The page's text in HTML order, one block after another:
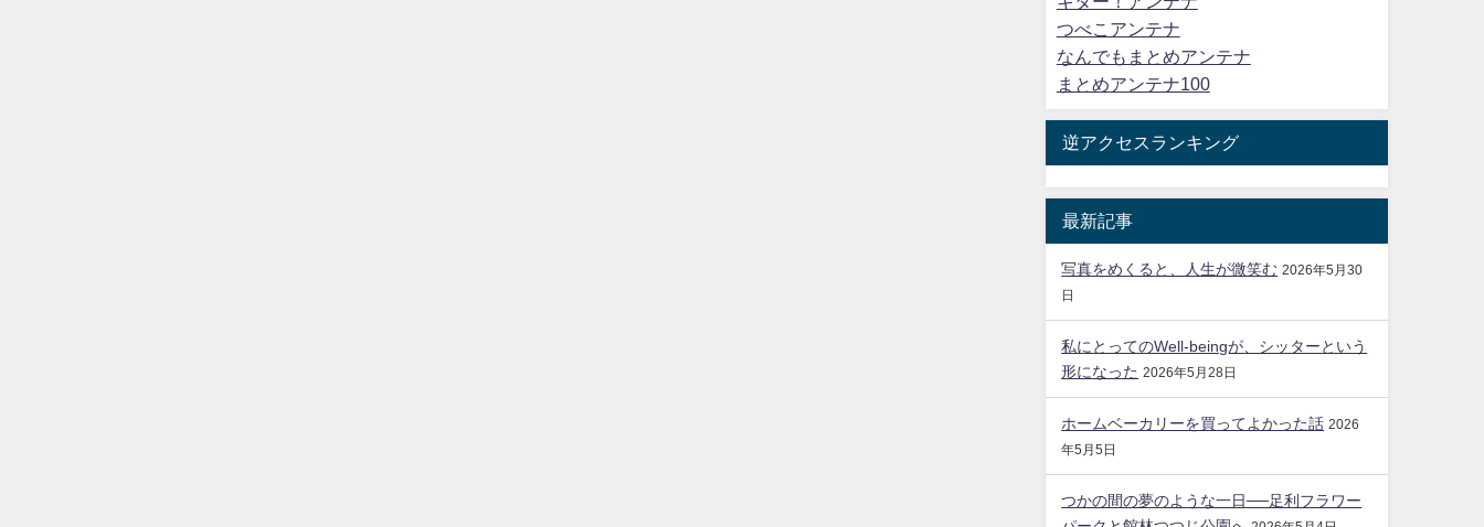
つべこアンテナ
なんでもまとめアンテナ
まとめアンテナ100
逆アクセスランキング
最新記事
写真をめくると、人生が微笑む 2026年5月30
日
私にとってのWell-beingが、シッターという
形になった 2026年5月28日
ホームベーカリーを買ってよかった話 2026
年5月5日
つかの間の夢のような一日──足利フラワー